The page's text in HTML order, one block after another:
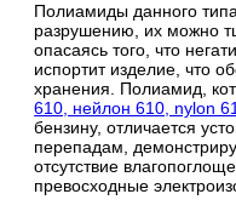
Полиамиды данного
разрушению, их можно
опасаясь того, что
испортит изделие, что
хранения. Полиамид,
610, нейлон 610, nylon
бензину, отличается
перепадам,
отсутствие
превосходные